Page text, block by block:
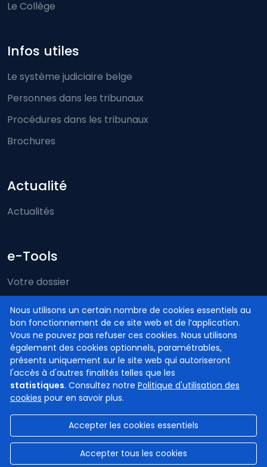
Nous utilisons un certain nombre de cookies essentiels au
bon fonctionnement de ce site web et de l’application.
Vous ne pouvez pas refuser ces cookies. Nous utilisons
également des cookies optionnels, paramétrables,
présents uniquement sur le site web qui autoriseront
l'accès à d'autres finalités telles que les
statistiques. Consultez notre Politique d'utilisation des
cookies pour en savoir plus.
Accepter les cookies essentiels
Accepter tous les cookies
Le Collège
Infos utiles
Le système judiciaire belge
Personnes dans les tribunaux
Procédures dans les tribunaux
Brochures
Actualité
Actualités
e-Tools
Votre dossier
Just-on-web
e-Deposit
Compétence territoriale
© Cours et tribunaux de Belgique
Confidentialité
Gestion des cookies